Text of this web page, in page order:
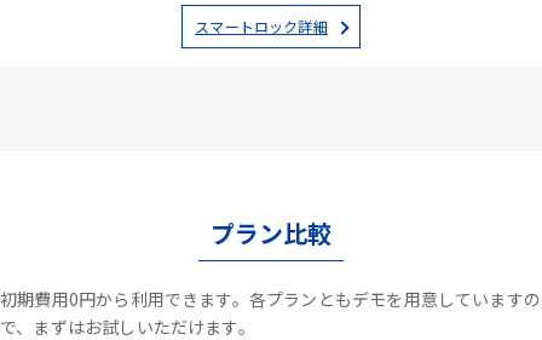
スマートロック詳細
プラン比較
初期費用0円から利用できます。各プランともデモを用意していますの
で、まずはお試しいただけます。